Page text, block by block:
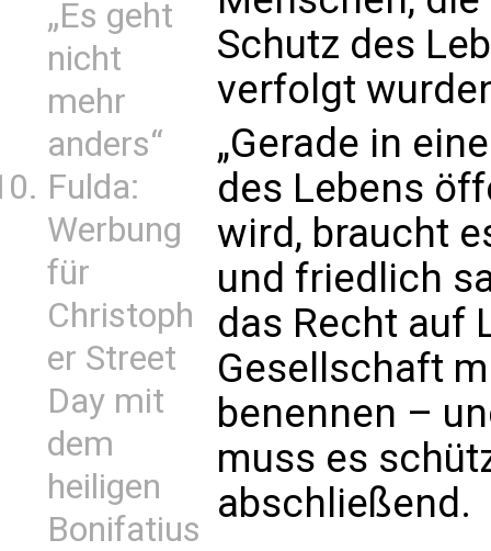
„Es geht
nicht
mehr
anders“
Fulda:
Werbung
für
Christoph
er Street
Day mit
dem
heiligen
Bonifatius
Schutz des
verfolgt
„Gerade in
des Lebens
wird, braucht
und friedlich
das Recht auf
Gesellschaft
benennen –
muss es
abschließend.